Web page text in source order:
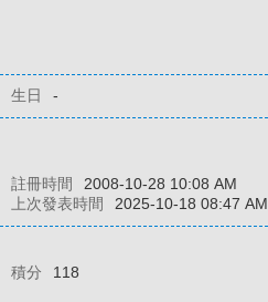
生日 -
註冊時間 2008-10-28 10:08 AM
上次發表時間 2025-10-18 08:47 AM
積分 118